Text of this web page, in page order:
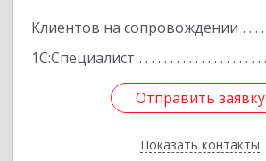
Клиентов на сопровождении
1С:Специалист
Отправить заявку
Показать контакты
Отправить заявку
Назад